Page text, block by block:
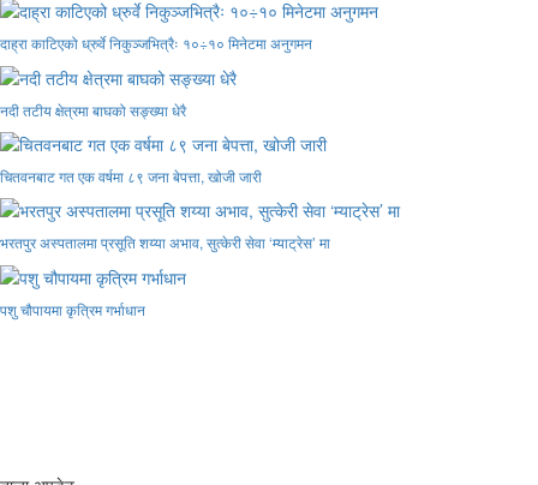
दाह्रा काटिएको ध्रुर्वे निकुञ्जभित्रैः १०÷१० मिनेटमा अनुगमन
नदी तटीय क्षेत्रमा बाघको सङ्ख्या धेरै
चितवनबाट गत एक वर्षमा ८९ जना बेपत्ता, खोजी जारी
भरतपुर अस्पतालमा प्रसूति शय्या अभाव, सुत्केरी सेवा ‘म्याट्रेस’ मा
पशु चौपायमा कृत्रिम गर्भाधान